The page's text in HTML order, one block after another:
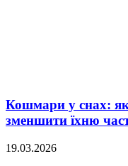
Кошмари у снах:
зменшити їхню
19.03.2026